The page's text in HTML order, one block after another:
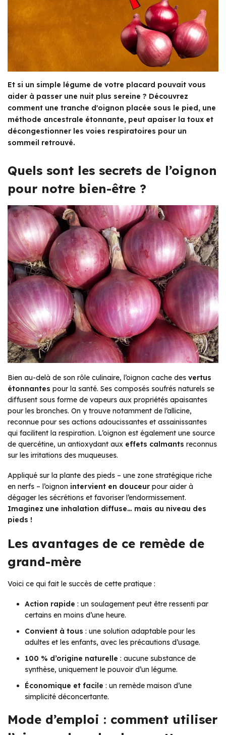
Et si un simple légume de votre placard pouvait vous
aider à passer une nuit plus sereine ? Découvrez
comment une tranche d'oignon placée sous le pied, une
méthode ancestrale étonnante, peut apaiser la toux et
décongestionner les voies respiratoires pour un
sommeil retrouvé.
Quels sont les secrets de l’oignon
pour notre bien-être ?
Bien au-delà de son rôle culinaire, l’oignon cache des vertus
étonnantes pour la santé. Ses composés soufrés naturels se
diffusent sous forme de vapeurs aux propriétés apaisantes
pour les bronches. On y trouve notamment de l’allicine,
reconnue pour ses actions adoucissantes et assainissantes
qui facilitent la respiration. L’oignon est également une source
de quercétine, un antioxydant aux effets calmants reconnus
sur les irritations des muqueuses.
Appliqué sur la plante des pieds – une zone stratégique riche
en nerfs – l’oignon intervient en douceur pour aider à
dégager les sécrétions et favoriser l’endormissement.
Imaginez une inhalation diffuse… mais au niveau des
pieds !
Les avantages de ce remède de
grand-mère
Voici ce qui fait le succès de cette pratique :
Action rapide : un soulagement peut être ressenti par
certains en moins d’une heure.
Convient à tous : une solution adaptable pour les
adultes et les enfants, avec les précautions d’usage.
100 % d’origine naturelle : aucune substance de
synthèse, uniquement le pouvoir d’un légume.
Économique et facile : un remède maison d’une
simplicité déconcertante.
Mode d’emploi : comment utiliser